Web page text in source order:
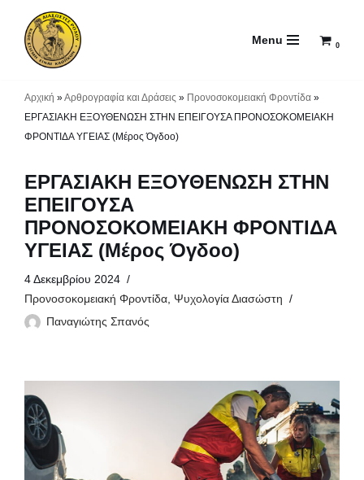
Μεταπηδήστε
Menu 0
Αρχική »Αρθρογραφία και Δράσεις » Προνοσοκομειακή Φροντίδα »
ΕΡΓΑΣΙΑΚΗ ΕΞΟΥΘΕΝΩΣΗ ΣΤΗΝ ΕΠΕΙΓΟΥΣΑ ΠΡΟΝΟΣΟΚΟΜΕΙΑΚΗ
ΦΡΟΝΤΙΔΑ ΥΓΕΙΑΣ (Μέρος Όγδοο)
ΕΡΓΑΣΙΑΚΗ ΕΞΟΥΘΕΝΩΣΗ ΣΤΗΝ
ΕΠΕΙΓΟΥΣΑ
ΠΡΟΝΟΣΟΚΟΜΕΙΑΚΗ ΦΡΟΝΤΙΔΑ
ΥΓΕΙΑΣ (Μέρος Όγδοο)
4 Δεκεμβρίου 2024
Προνοσοκομειακή Φροντίδα, Ψυχολογία Διασώστη
Παναγιώτης Σπανός